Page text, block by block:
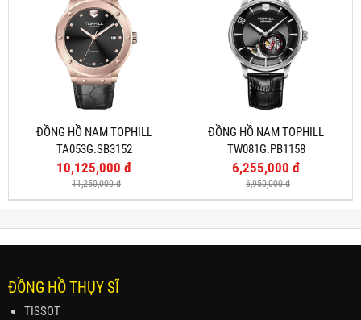
ĐỒNG HỒ NAM TOPHILL
TA053G.SB3152
10,125,000 đ
11,250,000 đ
ĐỒNG HỒ NAM TOPHILL
TW081G.PB1158
6,255,000 đ
6,950,000 đ
ĐỒNG HỒ THỤY SĨ
TISSOT